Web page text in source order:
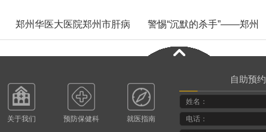
医大医院 好郑州华医大医院
郑州华医大医院郑州市肝病
专家免费咨询
警惕“沉默的杀手”——郑州
华医大医院高子
关于我们 预防保健科 就医指南
自助预约